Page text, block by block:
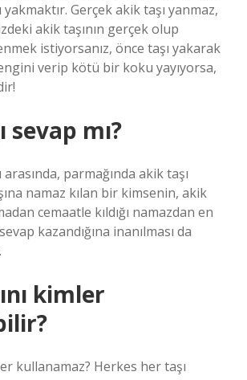
Gerçek akik taşı yanmaz,
akik taşının gerçek olup
istiyorsanız, önce taşı yakarak
verip kötü bir koku yayıyorsa,
sevap mı?
arasında, parmağında akik taşı
namaz kılan bir kimsenin, akik
cemaatle kıldığı namazdan en
kazandığına inanılması da
kimler
kullanamaz? Herkes her taşı